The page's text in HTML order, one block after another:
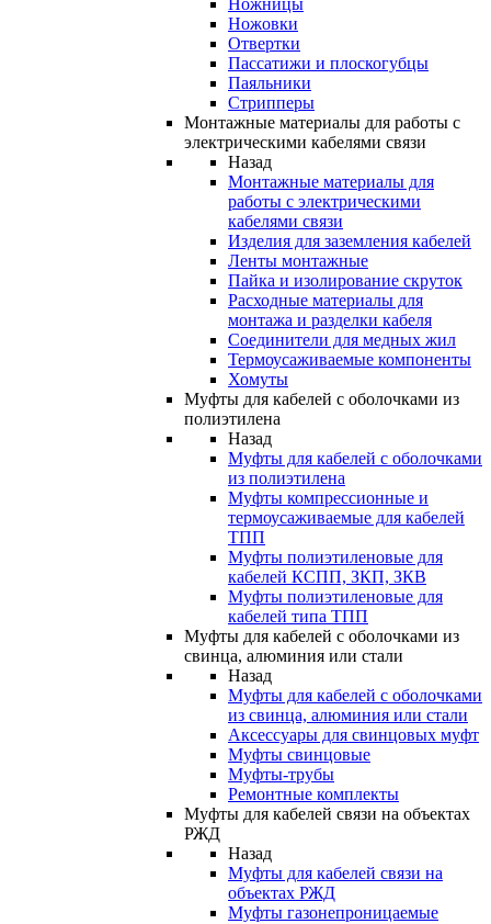
Ножницы
Ножовки
Отвертки
Пассатижи и плоскогубцы
Паяльники
Стрипперы
Монтажные материалы для работы с
электрическими кабелями связи
Назад
Монтажные материалы для
работы с электрическими
кабелями связи
Изделия для заземления кабелей
Ленты монтажные
Пайка и изолирование скруток
Расходные материалы для
монтажа и разделки кабеля
Соединители для медных жил
Термоусаживаемые компоненты
Хомуты
Муфты для кабелей с оболочками из
полиэтилена
Назад
Муфты для кабелей с оболочками
из полиэтилена
Муфты компрессионные и
термоусаживаемые для кабелей
ТПП
Муфты полиэтиленовые для
кабелей КСПП, ЗКП, ЗКВ
Муфты полиэтиленовые для
кабелей типа ТПП
Муфты для кабелей с оболочками из
свинца, алюминия или стали
Назад
Муфты для кабелей с оболочками
из свинца, алюминия или стали
Аксессуары для свинцовых муфт
Муфты свинцовые
Муфты-трубы
Ремонтные комплекты
Муфты для кабелей связи на объектах
РЖД
Назад
Муфты для кабелей связи на
объектах РЖД
Муфты газонепроницаемые